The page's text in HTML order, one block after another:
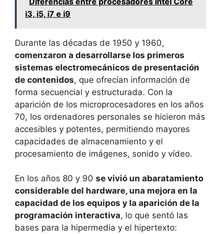
i3, i5, i7 e i9
Durante las décadas de 1950 y 1960,
comenzaron a desarrollarse los primeros
sistemas electromecánicos de presentación
de contenidos, que ofrecían información de
forma secuencial y estructurada. Con la
aparición de los microprocesadores en los años
70, los ordenadores personales se hicieron más
accesibles y potentes, permitiendo mayores
capacidades de almacenamiento y el
procesamiento de imágenes, sonido y vídeo.
En los años 80 y 90 se vivió un abaratamiento
considerable del hardware, una mejora en la
capacidad de los equipos y la aparición de la
programación interactiva, lo que sentó las
bases para la hipermedia y el hipertexto: